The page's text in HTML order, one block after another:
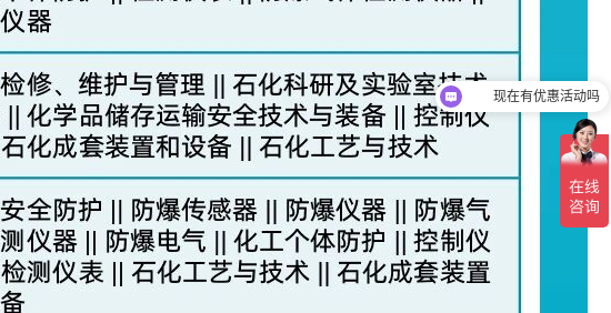
可以介绍下你们的产品么
现在有优惠活动吗